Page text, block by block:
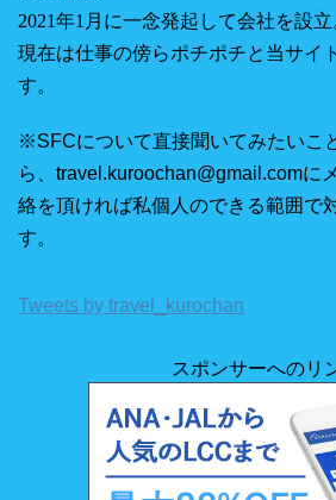
2021年1月に一念発起して会社を設立
現在は仕事の傍らポチポチと当サイ
す。
※SFCについて直接聞いてみたいこ
ら、travel.kuroochan@gmail.comに
絡を頂ければ私個人のできる範囲で
す。
Tweets by travel_kurochan
スポンサーへのリ